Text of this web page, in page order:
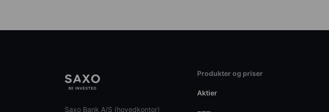
Saxo Bank A/S (hovedkontor)
Produkter og priser
Aktier